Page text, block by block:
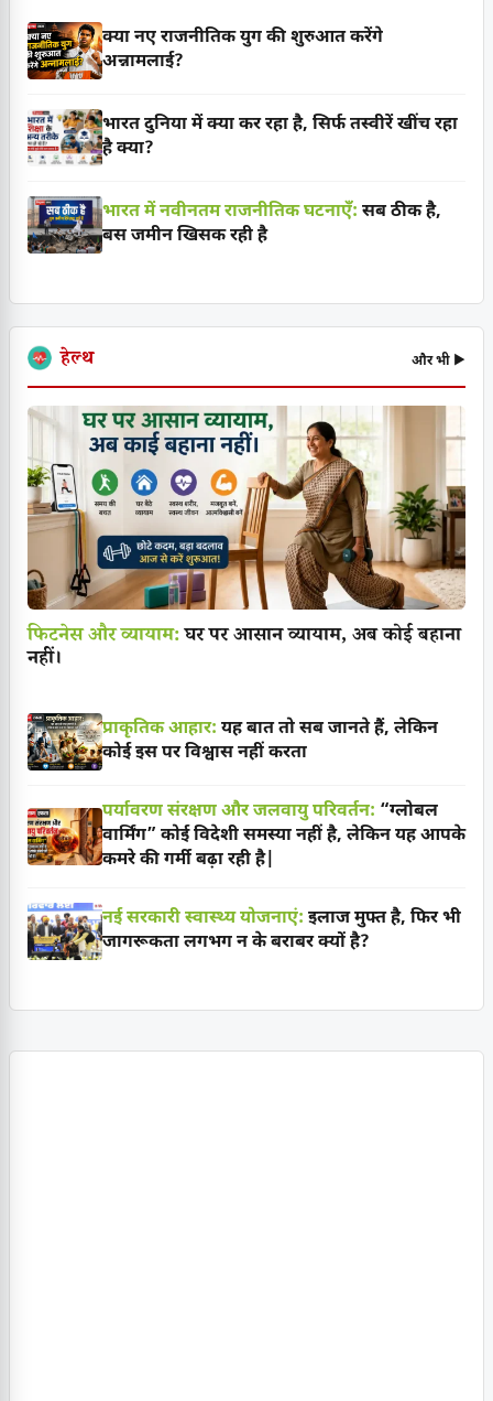
क्या नए राजनीतिक युग की शुरुआत करेंगे
अन्नामलाई?
भारत दुनिया में क्या कर रहा है, सिर्फ तस्वीरें खींच रहा
है क्या?
भारत में नवीनतम राजनीतिक घटनाएँ: सब ठीक है,
बस जमीन खिसक रही है
हेल्थ और भी ▶
फिटनेस और व्यायाम:घर पर आसान व्यायाम, अब कोई बहाना
नहीं।
प्राकृतिक आहार: यह बात तो सब जानते हैं, लेकिन
कोई इस पर विश्वास नहीं करता
पर्यावरण संरक्षण और जलवायु परिवर्तन: “ग्लोबल
वार्मिंग” कोई विदेशी समस्या नहीं है, लेकिन यह आपके
कमरे की गर्मी बढ़ा रही है|
नई सरकारी स्वास्थ्य योजनाएं: इलाज मुफ्त है, फिर भी
जागरूकता लगभग न के बराबर क्यों है?